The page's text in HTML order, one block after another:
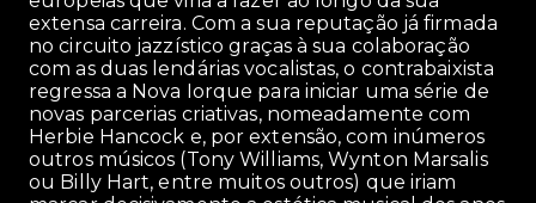
extensa carreira. Com a sua reputação já firmada
no circuito jazzístico graças à sua colaboração
com as duas lendárias vocalistas, o contrabaixista
regressa a Nova Iorque para iniciar uma série de
novas parcerias criativas, nomeadamente com
Herbie Hancock e, por extensão, com inúmeros
outros músicos (Tony Williams, Wynton Marsalis
ou Billy Hart, entre muitos outros) que iriam